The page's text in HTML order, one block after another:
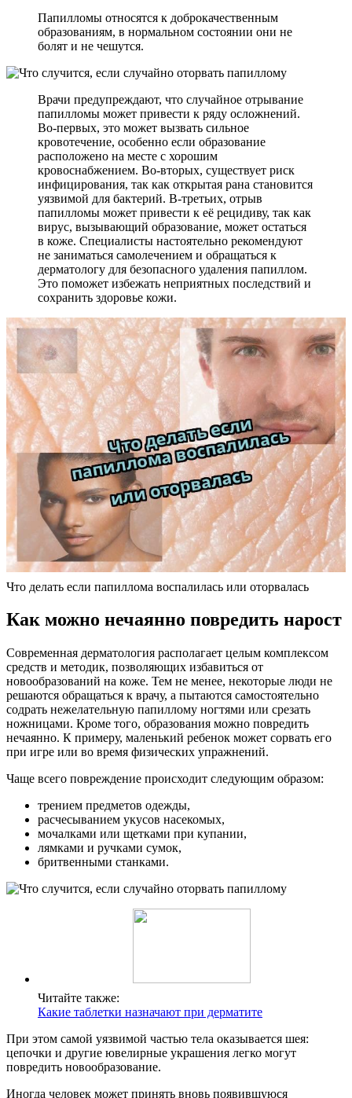
Папилломы относятся к доброкачественным
образованиям, в нормальном состоянии они не
болят и не чешутся.
Врачи предупреждают, что случайное отрывание
папилломы может привести к ряду осложнений.
Во-первых, это может вызвать сильное
кровотечение, особенно если образование
расположено на месте с хорошим
кровоснабжением. Во-вторых, существует риск
инфицирования, так как открытая рана становится
уязвимой для бактерий. В-третьих, отрыв
папилломы может привести к её рецидиву, так как
вирус, вызывающий образование, может остаться
в коже. Специалисты настоятельно рекомендуют
не заниматься самолечением и обращаться к
дерматологу для безопасного удаления папиллом.
Это поможет избежать неприятных последствий и
сохранить здоровье кожи.
Что делать если папиллома воспалилась или оторвалась
Как можно нечаянно повредить нарост
Современная дерматология располагает целым комплексом
средств и методик, позволяющих избавиться от
новообразований на коже. Тем не менее, некоторые люди не
решаются обращаться к врачу, а пытаются самостоятельно
содрать нежелательную папиллому ногтями или срезать
ножницами. Кроме того, образования можно повредить
нечаянно. К примеру, маленький ребенок может сорвать его
при игре или во время физических упражнений.
Чаще всего повреждение происходит следующим образом:
трением предметов одежды,
расчесыванием укусов насекомых,
мочалками или щетками при купании,
лямками и ручками сумок,
бритвенными станками.
Читайте также:
Какие таблетки назначают при дерматите
При этом самой уязвимой частью тела оказывается шея:
цепочки и другие ювелирные украшения легко могут
повредить новообразование.
Иногда человек может принять вновь появившуюся